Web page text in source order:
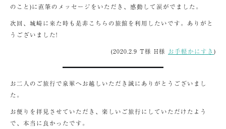
のこと)に直筆のメッセージをいただき、感動して涙がでました。
次回、城崎に来た時も是非こちらの旅館を利用したいです。ありがと
うございました!
(2020.2.9 T様 H様 お手軽かにすき )
お二人のご旅行で泉翠へお越しいただき誠にありがとうございまし
た。
お便りを拝見させていただき、楽しいご旅行にしていただけたよう
で、本当に良かったです。